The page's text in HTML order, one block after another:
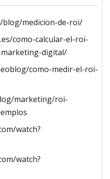
medicion-de-roi/
como-calcular-el-roi-
digital/
como-medir-el-roi-
marketing/roi-
watch?
watch?